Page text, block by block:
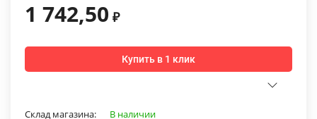
1 742,50 ₽
Купить в 1 клик
Склад магазина: В наличии